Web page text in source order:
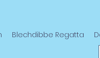
Blechdibbe Regatta